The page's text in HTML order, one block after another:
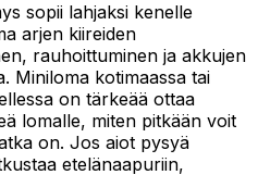
sopii lahjaksi kenelle
arjen kiireiden
rauhoittuminen ja akkujen
Miniloma kotimaassa tai
on tärkeää ottaa
lomalle, miten pitkään voit
on. Jos aiot pysyä
etelänaapuriin,